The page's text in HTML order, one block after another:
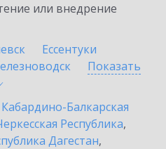
или внедрение
Ессентуки
Показать
Кабардино-Балкарская
Республика,
Дагестан,